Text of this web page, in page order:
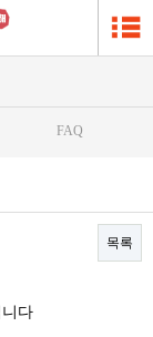
FAQ
목록
다